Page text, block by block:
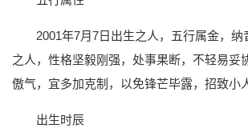
2001年7月7日出生之人，五行属金，纳
之人，性格坚毅刚强，处事果断，不轻易妥
傲气，宜多加克制，以免锋芒毕露，招致小
出生时辰